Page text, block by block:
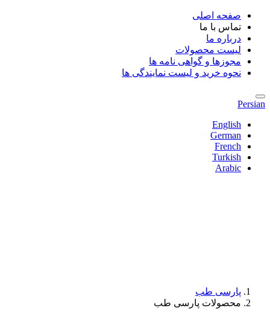
صفحه اصلی
تماس با ما
درباره ما
لیست محصولات
مجوزها و گواهی نامه ها
نحوه خرید و لیست نمایندگی ها
Persian
English
German
French
Turkish
Arabic
پارسی طب
محصولات پارسی طب